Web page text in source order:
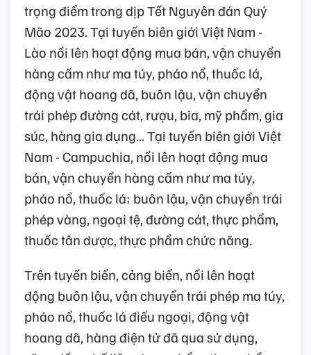
trọng điểm trong dịp Tết Nguyên đán Quý
Mão 2023. Tại tuyến biên giới Việt Nam -
Lào nổi lên hoạt động mua bán, vận chuyển
hàng cấm như ma túy, pháo nổ, thuốc lá,
động vật hoang dã, buôn lậu, vận chuyển
trái phép đường cát, rượu, bia, mỹ phẩm, gia
súc, hàng gia dụng... Tại tuyến biên giới Việt
Nam - Campuchia, nổi lên hoạt động mua
bán, vận chuyển hàng cấm như ma túy,
pháo nổ, thuốc lá; buôn lậu, vận chuyển trái
phép vàng, ngoại tệ, đường cát, thực phẩm,
thuốc tân dược, thực phẩm chức năng.
Trên tuyến biển, cảng biển, nổi lên hoạt
động buôn lậu, vận chuyển trái phép ma túy,
pháo nổ, thuốc lá điếu ngoại, động vật
hoang dã, hàng điện tử đã qua sử dụng,